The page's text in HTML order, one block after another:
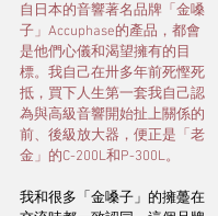
自日本的音響著名品牌「金嗓
子」Accuphase的產品，都會
是他們心儀和渴望擁有的目
標。我自己在卅多年前死慳死
抵，買下人生第一套我自己認
為與高級音響開始扯上關係的
前、後級放大器，便正是「老
金」的C-200L和P-300L。
我和很多「金嗓子」的擁躉在